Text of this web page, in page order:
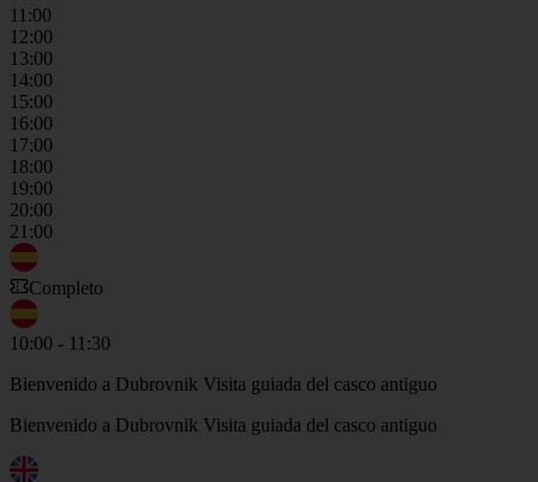
11:00
12:00
13:00
14:00
15:00
16:00
17:00
18:00
19:00
20:00
21:00
Completo
10:00 - 11:30
Bienvenido a Dubrovnik Visita guiada del casco antiguo
Bienvenido a Dubrovnik Visita guiada del casco antiguo